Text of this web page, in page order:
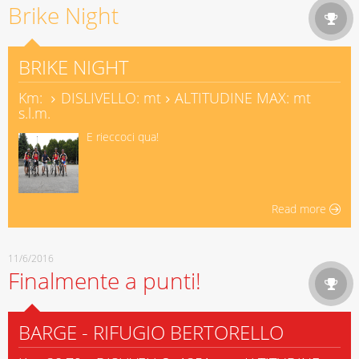
Brike Night
BRIKE NIGHT
Km: DISLIVELLO: mt ALTITUDINE MAX: mt
s.l.m.
E rieccoci qua!
Read more
11/6/2016
Finalmente a punti!
BARGE - RIFUGIO BERTORELLO